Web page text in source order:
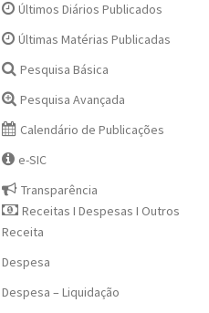
Últimos Diários Publicados
Últimas Matérias Publicadas
Pesquisa Básica
Pesquisa Avançada
Calendário de Publicações
e-SIC
Transparência
Receitas I Despesas I Outros
Receita
Despesa
Despesa – Liquidação